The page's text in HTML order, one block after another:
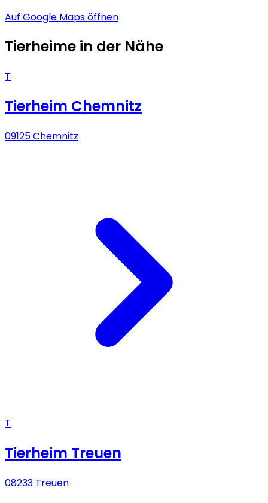
Auf Google Maps öffnen
Tierheime in der Nähe
T
Tierheim Chemnitz
09125 Chemnitz
T
Tierheim Treuen
08233 Treuen